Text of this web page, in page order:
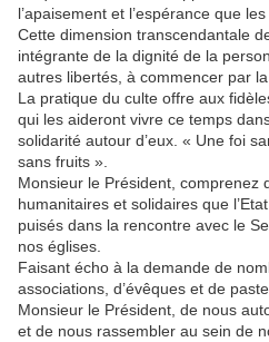
l’apaisement et l’espérance que
Cette dimension transcendantale
intégrante de la dignité de la
autres libertés, à commencer par
La pratique du culte offre aux
qui les aideront vivre ce temps
solidarité autour d’eux. « Une foi
sans fruits ».
Monsieur le Président, comprenez
humanitaires et solidaires que
puisés dans la rencontre avec le
nos églises.
Faisant écho à la demande de
associations, d’évêques et de
Monsieur le Président, de nous
et de nous rassembler au sein de